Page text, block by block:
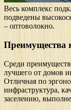
Весь комплекс
подведены
– оптоволокно.
Преимущества
Среди
лучшего от домов
Отличная по
инфраструктура,
заселению,